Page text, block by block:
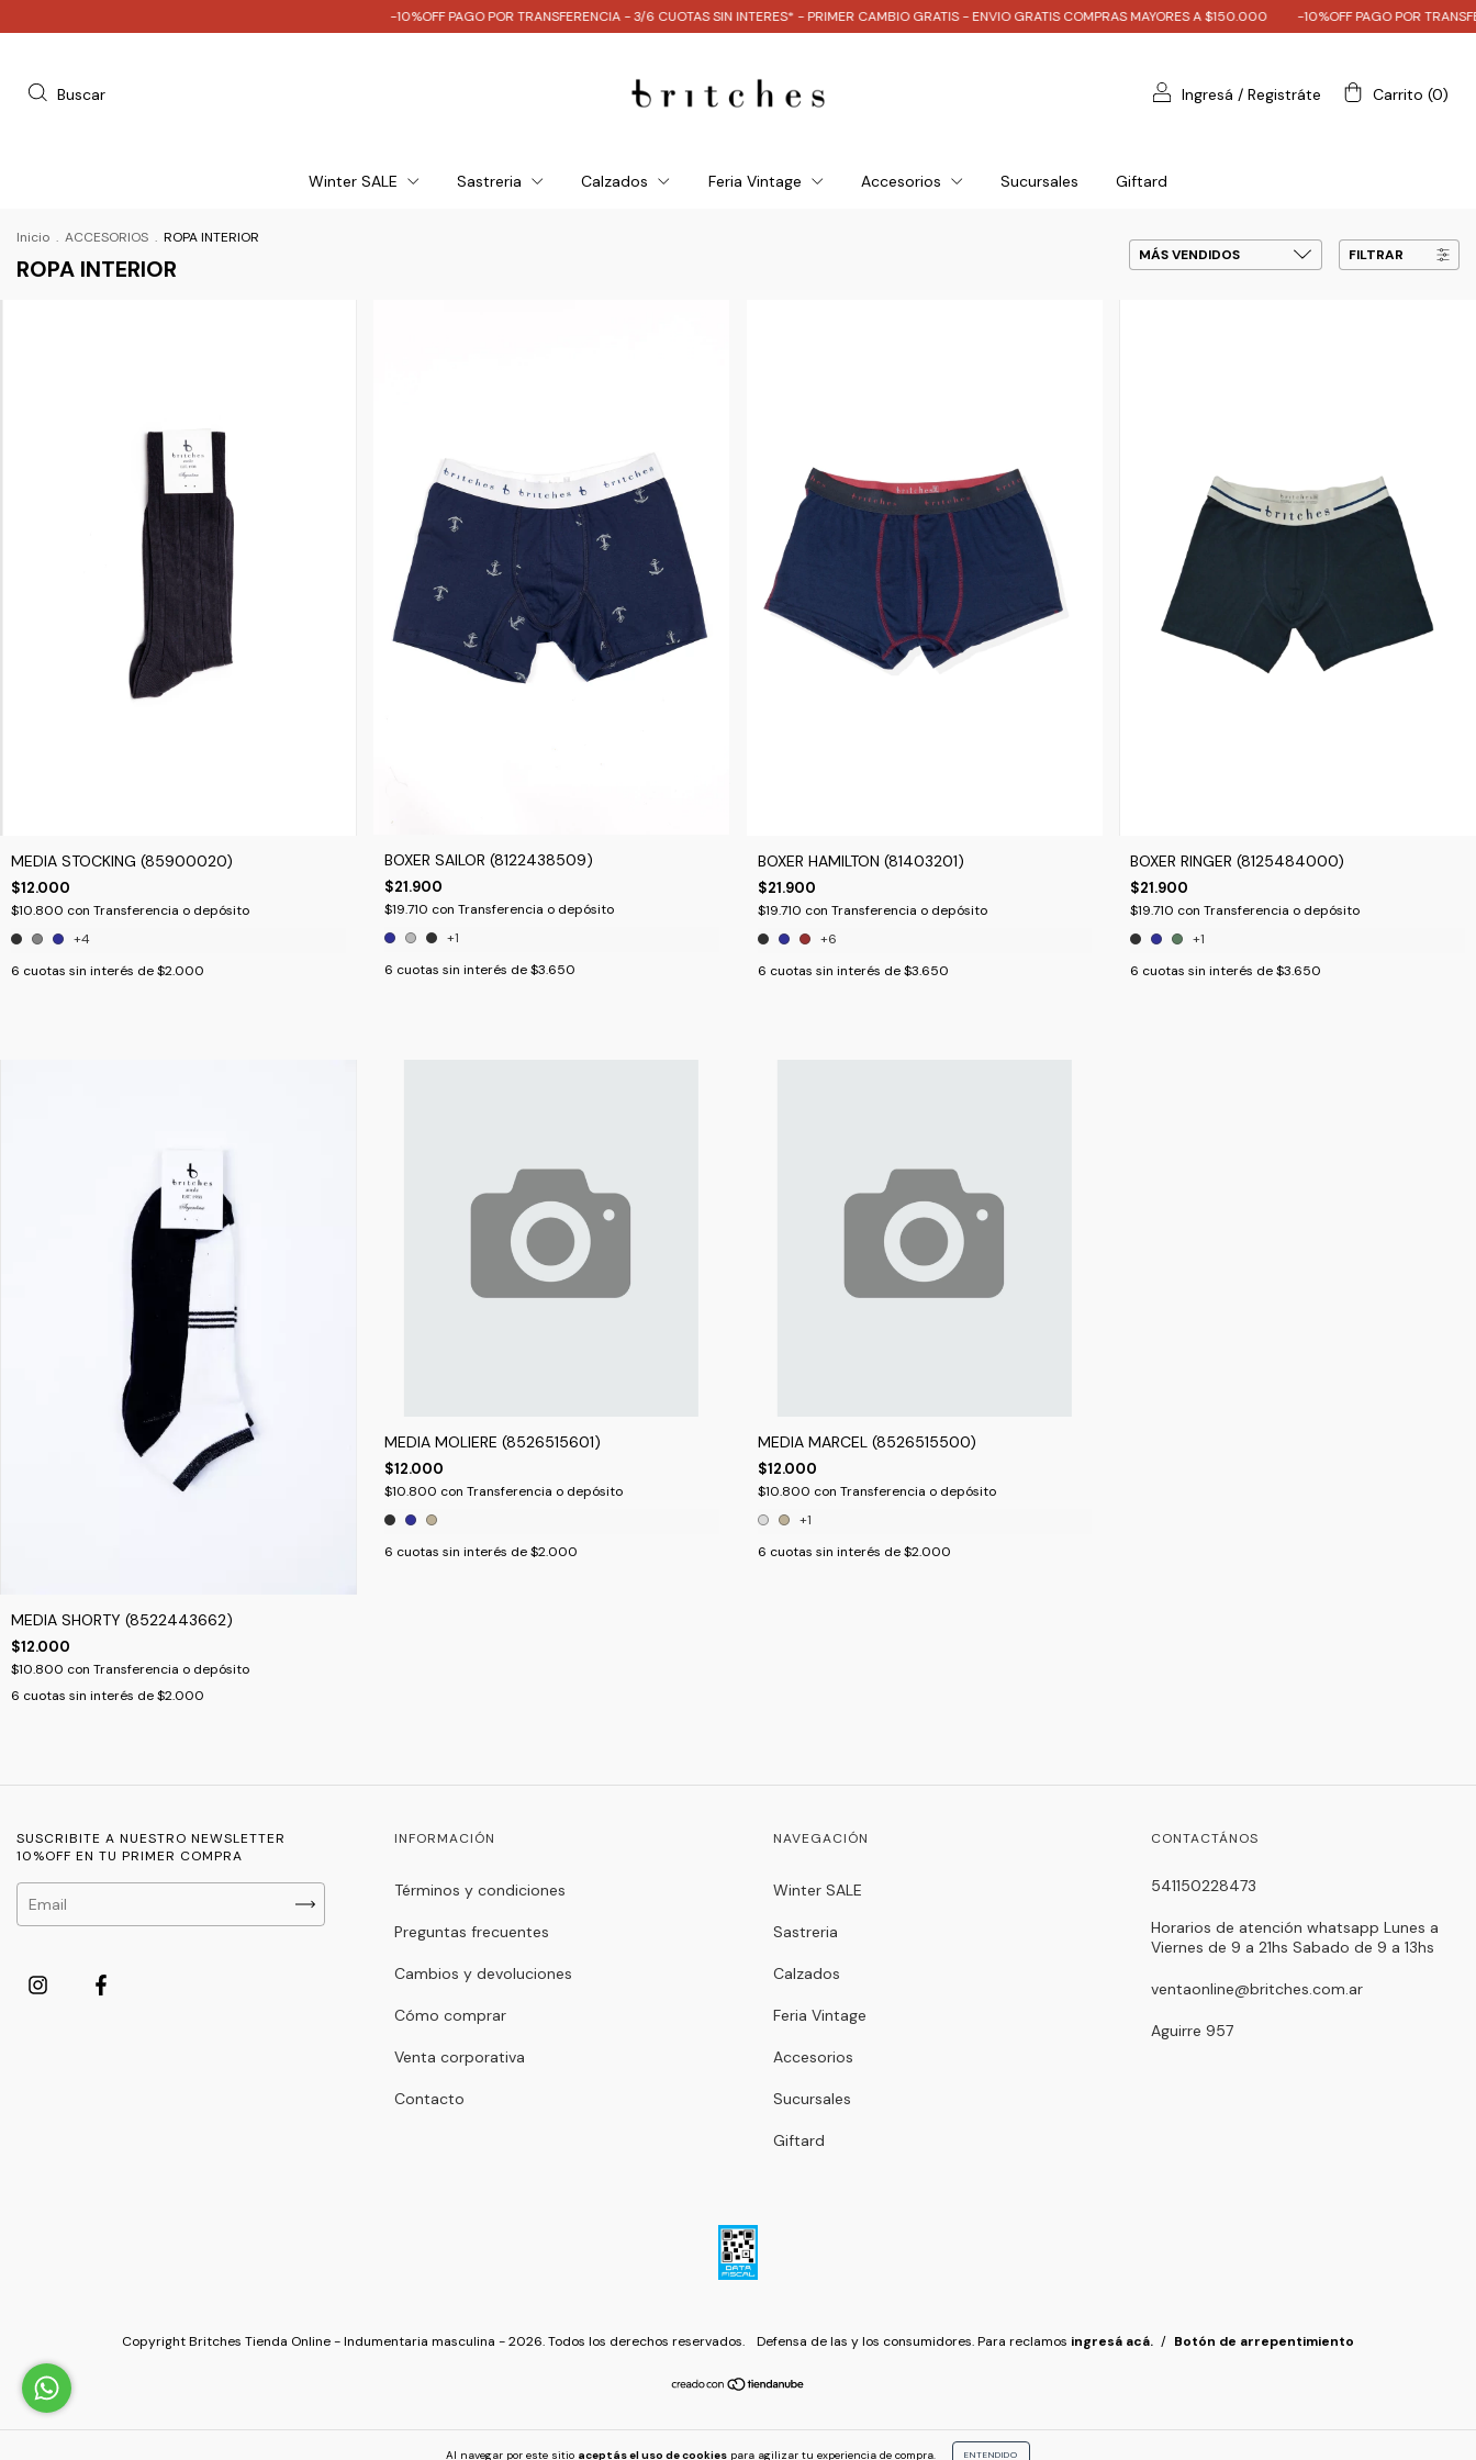
-10%OFF PAGO POR TRANSFERENCIA - 3/6 CUOTAS SIN INTERES* - PRIMER CAMBIO GRATIS - ENVIO GRATIS COMPRAS MAYORES A $150.000 -10%OFF PAGO POR TRANSFERENCIA -
Buscar Ingresá / Registráte Carrito (0)
Winter SALE Sastreria Calzados Feria Vintage Accesorios Sucursales Giftard
Al navegar por este sitio aceptás el uso de cookies para agilizar tu experiencia de compra. ENTENDIDO
Inicio . ACCESORIOS . ROPA INTERIOR
ROPA INTERIOR FILTRAR
MEDIA STOCKING (85900020)
$12.000
$10.800 con Transferencia o depósito
+4
6 cuotas sin interés de$2.000
BOXER SAILOR (8122438509)
$21.900
$19.710 con Transferencia o depósito
+1
6 cuotas sin interés de$3.650
BOXER HAMILTON (81403201)
$21.900
$19.710 con Transferencia o depósito
+6
6 cuotas sin interés de$3.650
BOXER RINGER (8125484000)
$21.900
$19.710 con Transferencia o depósito
+1
6 cuotas sin interés de$3.650
MEDIA SHORTY (8522443662)
$12.000
$10.800 con Transferencia o depósito
6 cuotas sin interés de$2.000
MEDIA MOLIERE (8526515601)
$12.000
$10.800 con Transferencia o depósito
6 cuotas sin interés de$2.000
MEDIA MARCEL (8526515500)
$12.000
$10.800 con Transferencia o depósito
+1
6 cuotas sin interés de$2.000
SUSCRIBITE A NUESTRO NEWSLETTER
10%OFF EN TU PRIMER COMPRA
INFORMACIÓN
Términos y condiciones
Preguntas frecuentes
Cambios y devoluciones
Cómo comprar
Venta corporativa
Contacto
NAVEGACIÓN
Winter SALE
Sastreria
Calzados
Feria Vintage
Accesorios
Sucursales
Giftard
CONTACTÁNOS
541150228473
Horarios de atención whatsapp Lunes a
Viernes de 9 a 21hs Sabado de 9 a 13hs
ventaonline@britches.com.ar
Aguirre 957
Copyright Britches Tienda Online - Indumentaria masculina - 2026. Todos los derechos reservados. Defensa de las y los consumidores. Para reclamos ingresá acá. / Botón de arrepentimiento